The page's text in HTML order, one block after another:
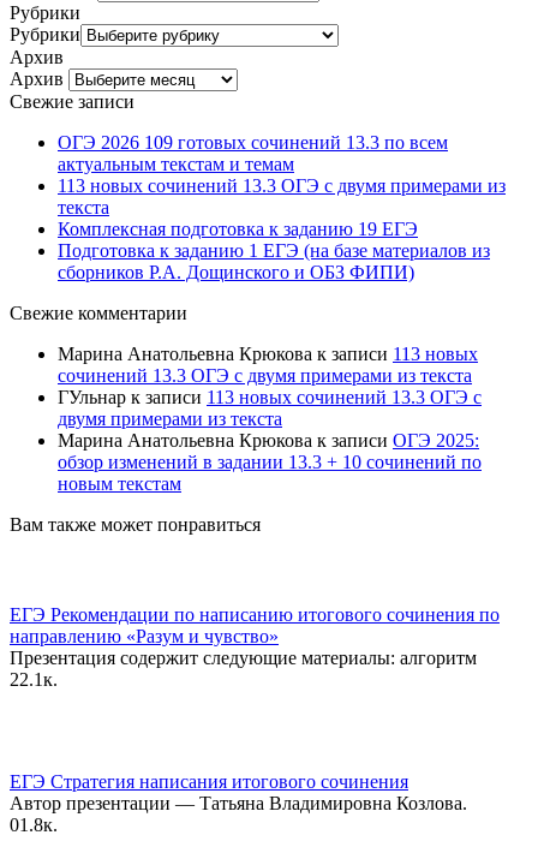
Рубрики
Рубрики
Архив
Архив
Свежие записи
ОГЭ 2026 109 готовых сочинений 13.3 по всем
актуальным текстам и темам
113 новых сочинений 13.3 ОГЭ с двумя примерами из
текста
Комплексная подготовка к заданию 19 ЕГЭ
Подготовка к заданию 1 ЕГЭ (на базе материалов из
сборников Р.А. Дощинского и ОБЗ ФИПИ)
Свежие комментарии
Марина Анатольевна Крюкова к записи 113 новых
сочинений 13.3 ОГЭ с двумя примерами из текста
ГУльнар к записи 113 новых сочинений 13.3 ОГЭ с
двумя примерами из текста
Марина Анатольевна Крюкова к записи ОГЭ 2025:
обзор изменений в задании 13.3 + 10 сочинений по
новым текстам
Вам также может понравиться
ЕГЭ Рекомендации по написанию итогового сочинения по
направлению «Разум и чувство»
Презентация содержит следующие материалы: алгоритм
22.1к.
ЕГЭ Стратегия написания итогового сочинения
Автор презентации — Татьяна Владимировна Козлова.
01.8к.